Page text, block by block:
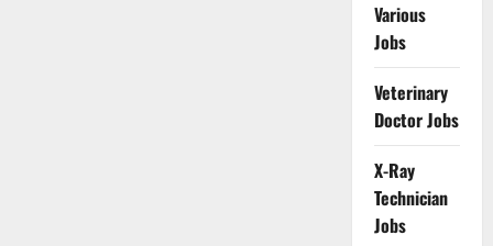
Various
Jobs
Veterinary
Doctor Jobs
X-Ray
Technician
Jobs